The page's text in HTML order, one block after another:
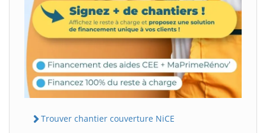
Trouver chantier couverture NiCE